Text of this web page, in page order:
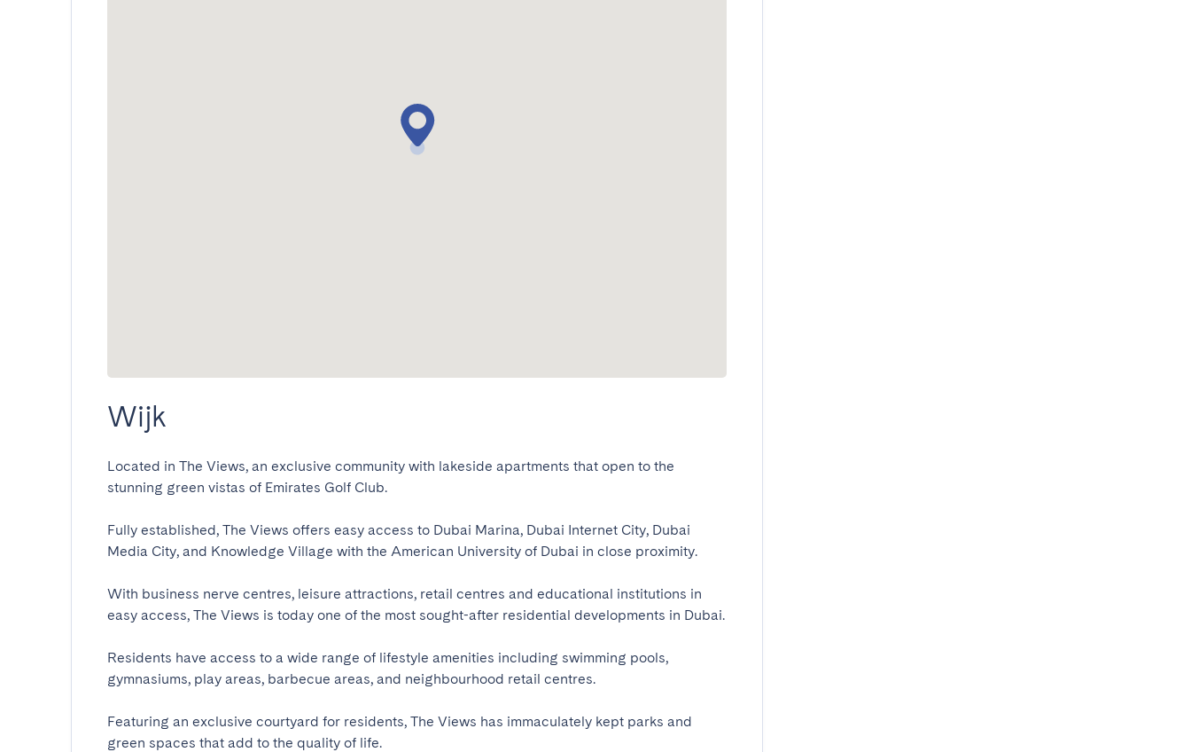
Wijk
Located in The Views, an exclusive community with lakeside apartments that open to the
stunning green vistas of Emirates Golf Club.
Fully established, The Views offers easy access to Dubai Marina, Dubai Internet City, Dubai
Media City, and Knowledge Village with the American University of Dubai in close proximity.
With business nerve centres, leisure attractions, retail centres and educational institutions in
easy access, The Views is today one of the most sought-after residential developments in Dubai.
Residents have access to a wide range of lifestyle amenities including swimming pools,
gymnasiums, play areas, barbecue areas, and neighbourhood retail centres.
Featuring an exclusive courtyard for residents, The Views has immaculately kept parks and
green spaces that add to the quality of life.